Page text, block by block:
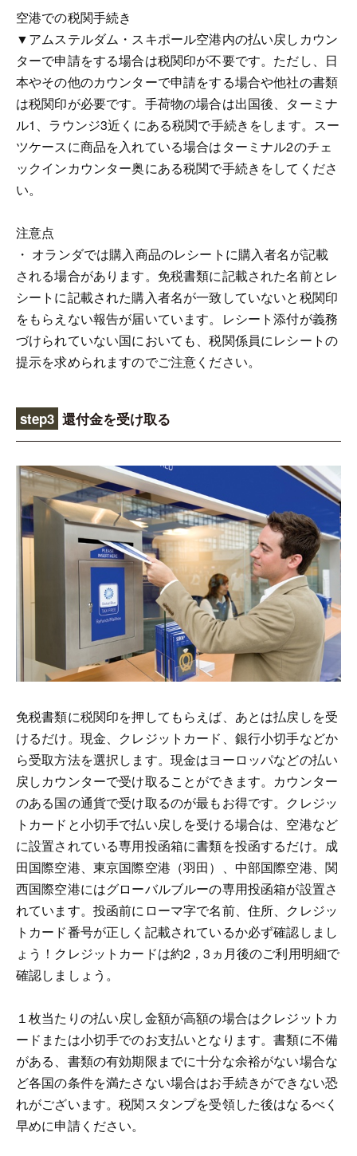
空港での税関手続き
▼アムステルダム・スキポール空港内の払い戻しカウン
ターで申請をする場合は税関印が不要です。ただし、日
本やその他のカウンターで申請をする場合や他社の書類
は税関印が必要です。手荷物の場合は出国後、ターミナ
ル1、ラウンジ3近くにある税関で手続きをします。スー
ツケースに商品を入れている場合はターミナル2のチェ
ックインカウンター奥にある税関で手続きをしてくださ
い。
注意点
・ オランダでは購入商品のレシートに購入者名が記載
される場合があります。免税書類に記載された名前とレ
シートに記載された購入者名が一致していないと税関印
をもらえない報告が届いています。レシート添付が義務
づけられていない国においても、税関係員にレシートの
提示を求められますのでご注意ください。
step3 還付金を受け取る
免税書類に税関印を押してもらえば、あとは払戻しを受
けるだけ。現金、クレジットカード、銀行小切手などか
ら受取方法を選択します。現金はヨーロッパなどの払い
戻しカウンターで受け取ることができます。カウンター
のある国の通貨で受け取るのが最もお得です。クレジッ
トカードと小切手で払い戻しを受ける場合は、空港など
に設置されている専用投函箱に書類を投函するだけ。成
田国際空港、東京国際空港（羽田）、中部国際空港、関
西国際空港にはグローバルブルーの専用投函箱が設置さ
れています。投函前にローマ字で名前、住所、クレジッ
トカード番号が正しく記載されているか必ず確認しまし
ょう！クレジットカードは約2，3ヵ月後のご利用明細で
確認しましょう。
１枚当たりの払い戻し金額が高額の場合はクレジットカ
ードまたは小切手でのお支払いとなります。書類に不備
がある、書類の有効期限までに十分な余裕がない場合な
ど各国の条件を満たさない場合はお手続きができない恐
れがございます。税関スタンプを受領した後はなるべく
早めに申請ください。